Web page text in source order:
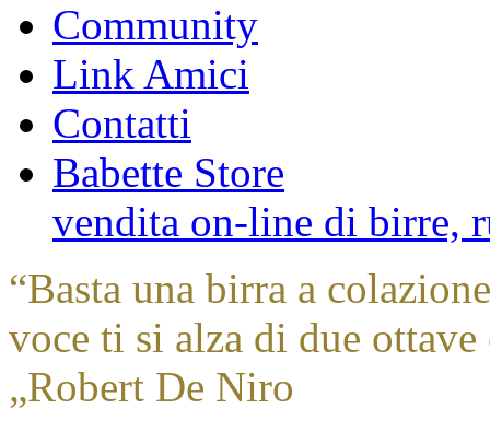
Community
Link Amici
Contatti
Babette Store
vendita on-line di birre,
“Basta una birra a
voce ti si alza di due
„Robert De Niro